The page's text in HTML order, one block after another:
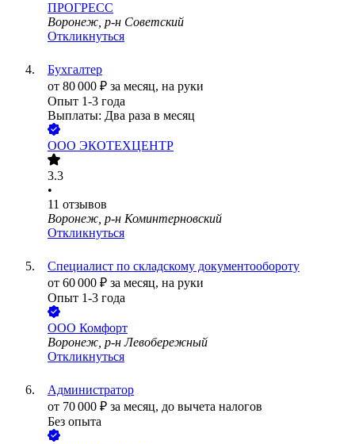
ПРОГРЕСС
Воронеж, р-н Советский
Откликнуться
Бухгалтер
от 80 000 ₽ за месяц, на руки
Опыт 1-3 года
Выплаты: Два раза в месяц
ООО ЭКОТЕХЦЕНТР
3.3
•
11 отзывов
Воронеж, р-н Коминтерновский
Откликнуться
Специалист по складскому документообороту
от 60 000 ₽ за месяц, на руки
Опыт 1-3 года
ООО Комфорт
Воронеж, р-н Левобережный
Откликнуться
Администратор
от 70 000 ₽ за месяц, до вычета налогов
Без опыта